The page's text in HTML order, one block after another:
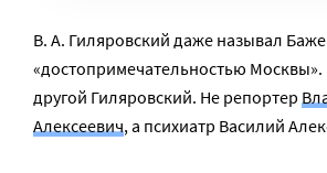
В. А. Гиляровский даже называл
«достопримечательностью
другой Гиляровский. Не репортер
Алексеевич, а психиатр Василий